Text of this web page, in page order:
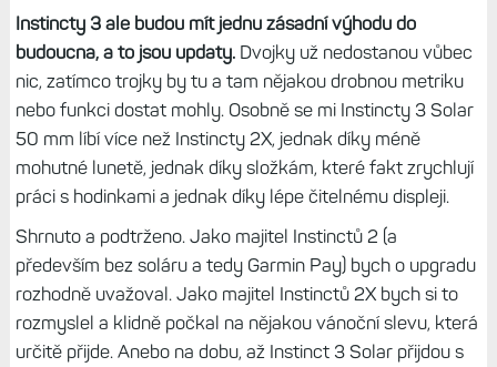
Instincty 3 ale budou mít jednu zásadní výhodu do
budoucna, a to jsou updaty.Dvojky už nedostanou vůbec
nic, zatímco trojky by tu a tam nějakou drobnou metriku
nebo funkci dostat mohly. Osobně se mi Instincty 3 Solar
50 mm líbí více než Instincty 2X, jednak díky méně
mohutné lunetě, jednak díky složkám, které fakt zrychlují
práci s hodinkami a jednak díky lépe čitelnému displeji.
Shrnuto a podtrženo. Jako majitel Instinctů 2 (a
především bez soláru a tedy Garmin Pay) bych o upgradu
rozhodně uvažoval. Jako majitel Instinctů 2X bych si to
rozmyslel a klidně počkal na nějakou vánoční slevu, která
určitě přijde. Anebo na dobu, až Instinct 3 Solar přijdou s